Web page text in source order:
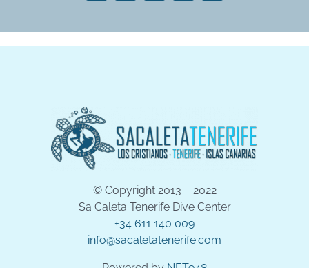
© Copyright 2013 – 2022
Sa Caleta Tenerife Dive Center
+34 611 140 009
info@sacaletatenerife.com